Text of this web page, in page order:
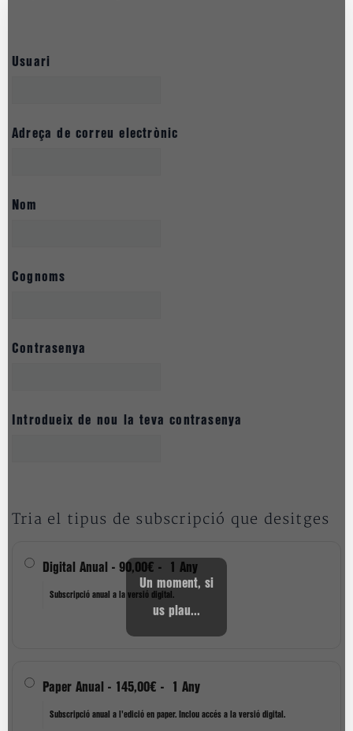
Usuari
Adreça de correu electrònic
Nom
Cognoms
Contrasenya
Introdueix de nou la teva contrasenya
Tria el tipus de subscripció que desitges
Digital Anual - 90,00€ - 1 Any
Subscripció anual a la versió digital.
Paper Anual - 145,00€ - 1 Any
Subscripció anual a l'edició en paper. Inclou accés a la versió digital.
Un moment, si
us plau...